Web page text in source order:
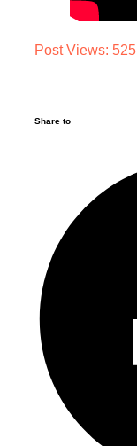
Post Views: 525
Share to